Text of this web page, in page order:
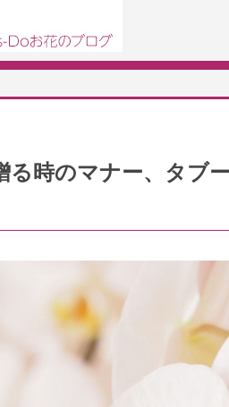
る時のマナー、タブ